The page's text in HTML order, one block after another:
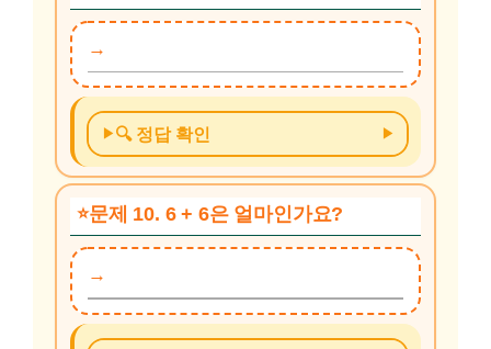
🔍 정답 확인
문제 10. 6 + 6은 얼마인가요?